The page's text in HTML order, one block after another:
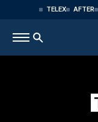
TELEX AFTER